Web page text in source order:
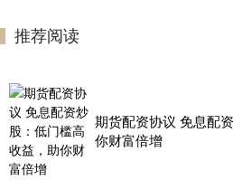
推荐阅读
期货配资协议 免息配
你财富倍增